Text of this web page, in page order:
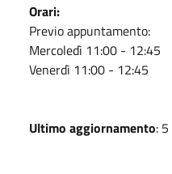
Orari:
Previo appuntamento:
Mercoledì 11:00 - 12:45
Venerdì 11:00 - 12:45
Ultimo aggiornamento: